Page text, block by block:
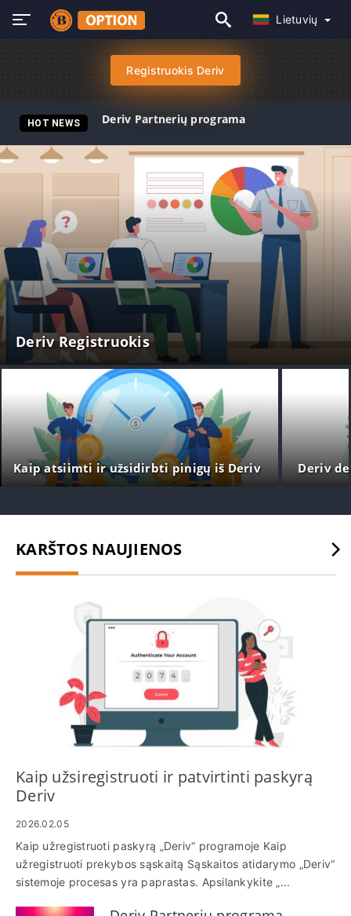
Lietuvių
Registruokis Deriv
HOT NEWS Deriv Partnerių programa
Deriv Registruokis
Kaip atsiimti ir užsidirbti pinigų iš Deriv Deriv
KARŠTOS NAUJIENOS
Kaip užsiregistruoti ir patvirtinti paskyrą
Deriv
2026.02.05
Kaip užregistruoti paskyrą „Deriv“ programoje Kaip
užregistruoti prekybos sąskaitą Sąskaitos atidarymo „Deriv“
sistemoje procesas yra paprastas. Apsilankykite „...